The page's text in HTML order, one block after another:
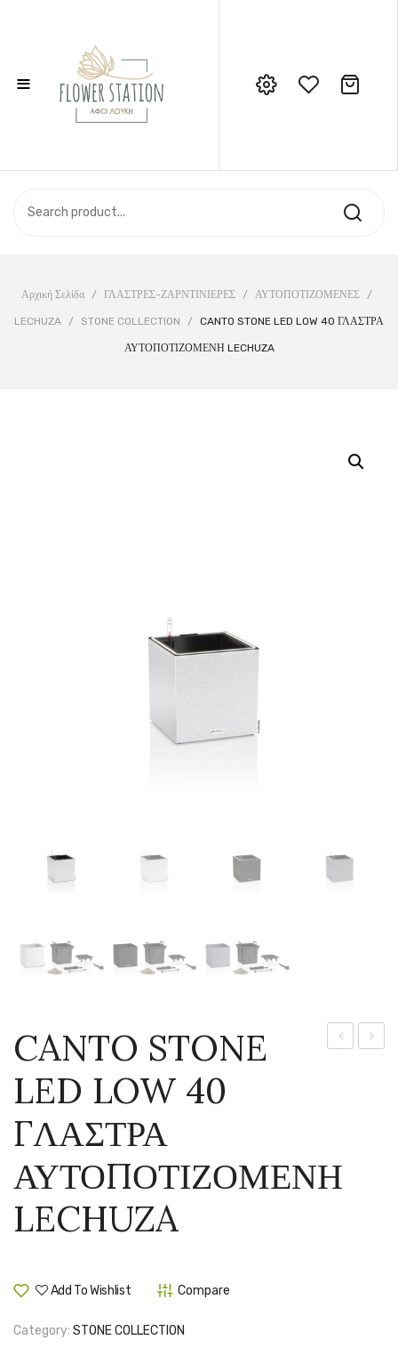
≡
ΕΠΙΚΟΙΝΩΝΊΑ
Αρχική Σελίδα / ΓΛΑΣΤΡΕΣ-ΖΑΡΝΤΙΝΙΕΡΕΣ / ΑΥΤΟΠΟΤΙΖΟΜΕΝΕΣ /
LECHUZA / STONE COLLECTION / CANTO STONE LED LOW 40 ΓΛΑΣΤΡΑ
ΑΥΤΟΠΟΤΙΖΟΜΕΝΗ LECHUZA
CANTO STONE
LED LOW 40
ΓΛΑΣΤΡΑ
ΑΥΤΟΠΟΤΙΖΟΜΕΝΗ
LECHUZA
Add To Wishlist Compare
Category: STONE COLLECTION